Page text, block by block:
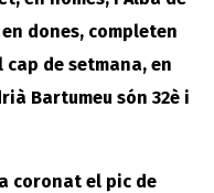
dones, completen
de setmana, en
Bartumeu són 32è i
coronat el pic de